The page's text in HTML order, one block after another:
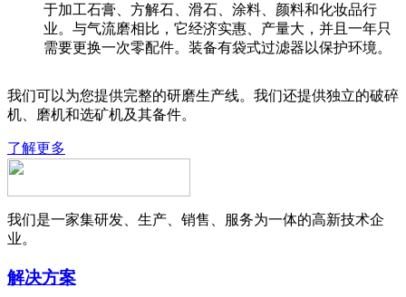
于加工石膏、方解石、滑石、涂料、颜料和化妆品行
业。与气流磨相比，它经济实惠、产量大，并且一年只
需要更换一次零配件。装备有袋式过滤器以保护环境。
我们可以为您提供完整的研磨生产线。我们还提供独立的破碎
机、磨机和选矿机及其备件。
了解更多
我们是一家集研发、生产、销售、服务为一体的高新技术企
业。
解决方案